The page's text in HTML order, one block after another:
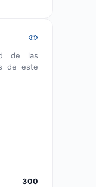
de las
de este
300